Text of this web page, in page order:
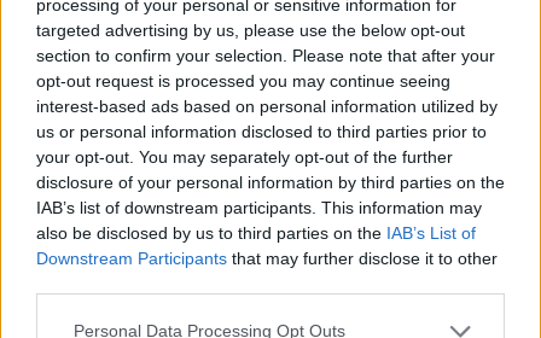
processing of your personal or sensitive information for
targeted advertising by us, please use the below opt-out
section to confirm your selection. Please note that after your
opt-out request is processed you may continue seeing
interest-based ads based on personal information utilized by
us or personal information disclosed to third parties prior to
your opt-out. You may separately opt-out of the further
disclosure of your personal information by third parties on the
IAB’s list of downstream participants. This information may
also be disclosed by us to third parties on the IAB’s List of
Downstream Participants that may further disclose it to other
Please note that this website/app uses one or more Google
Personal Data Processing Opt Outs
azUnfoldra, hogy „most tánczenét csinálok” – mert
ugyan lehet rá táncolni, követhető a ritmusa, de
azért a szórakoztatóipari elektronikus tánczenétől
messze áll. Persze én a techno irányából jövök,
úgyhogy mindig a fejemben volt, hogy ezt valahogy
egyszer okosan el lehetne sütni. Talán ez most az, de
nem feszültem erre rá. Inkább az volt számomra a
nagy újdonság, hogy korábban csak egyetlen
szintetizátort használtam, egyetlen sávval, tehát
monofonikus volt a zene – azUnfoldviszont
polifonikus, vannak rajta dobhangok és más elemek
is. A jövőben is inkább az érdekel, hogy a hangzást